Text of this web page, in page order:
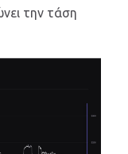
την τάση